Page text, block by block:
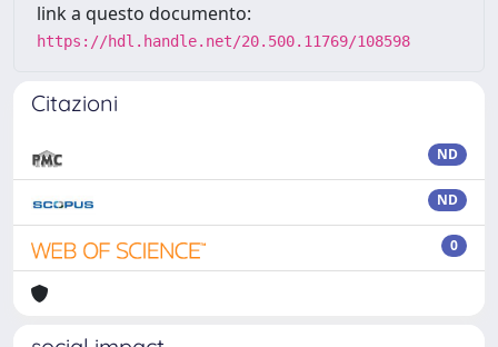
link a questo documento:
https://hdl.handle.net/20.500.11769/108598
Citazioni
ND
ND
0